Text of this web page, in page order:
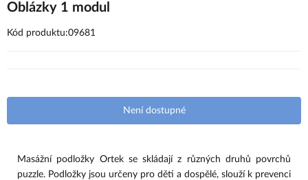
Oblázky 1 modul
Kód produktu:09681
Není dostupné
Masážní podložky Ortek se skládají z různých druhů povrchů
puzzle. Podložky jsou určeny pro děti a dospělé, slouží k prevenci